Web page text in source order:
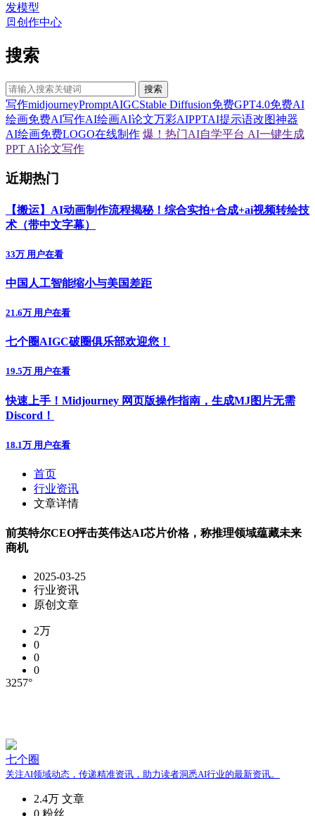
发模型
创作中心
搜索
搜索
写作midjourneyPromptAIGCStable Diffusion免费GPT4.0免费AI
绘画免费AI写作AI绘画AI论文万彩AIPPTAI提示语改图神器
AI绘画免费LOGO在线制作 爆！热门AI自学平台 AI一键生成
PPT AI论文写作
近期热门
【搬运】AI动画制作流程揭秘！综合实拍+合成+ai视频转绘技
术（带中文字幕）
33万 用户在看
中国人工智能缩小与美国差距
21.6万 用户在看
七个圈AIGC破圈俱乐部欢迎您！
19.5万 用户在看
快速上手！Midjourney 网页版操作指南，生成MJ图片无需
Discord！
18.1万 用户在看
首页
行业资讯
文章详情
前英特尔CEO抨击英伟达AI芯片价格，称推理领域蕴藏未来
商机
2025-03-25
行业资讯
原创文章
2万
0
0
0
3257°
七个圈
关注AI领域动态，传递精准资讯，助力读者洞悉AI行业的最新资讯。
2.4万 文章